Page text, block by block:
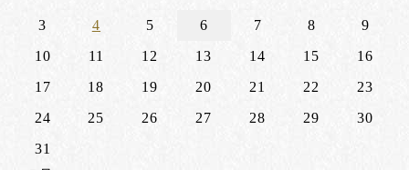
3
4 5 6 7 8
9
10
11 12 13 14 15
16
17
18 19 20 21 22
23
24
25 26 27 28 29
30
31